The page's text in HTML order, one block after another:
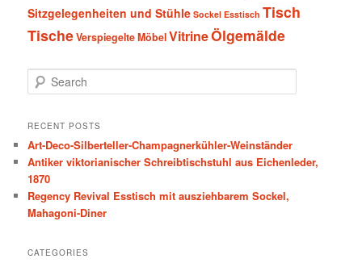
Sitzgelegenheiten und Stühle Sockel Esstisch Tisch
TischeVerspiegelte MöbelVitrineÖlgemälde
e
r
h
RECENT POSTS
Art-Deco-Silberteller-Champagnerkühler-Weinständer
Antiker viktorianischer Schreibtischstuhl aus Eichenleder,
1870
Regency Revival Esstisch mit ausziehbarem Sockel,
Mahagoni-Diner
CATEGORIES